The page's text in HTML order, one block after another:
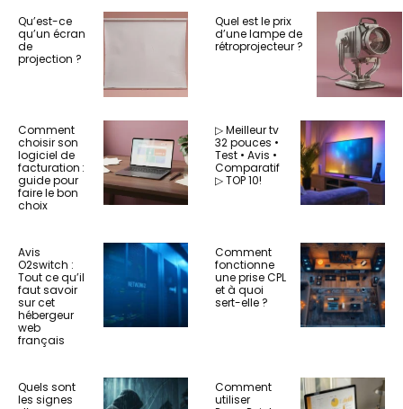
Qu’est-ce
qu’un écran
de
projection ?
Quel est le prix
d’une lampe de
rétroprojecteur ?
Comment
choisir son
logiciel de
facturation :
guide pour
faire le bon
choix
▷ Meilleur tv
32 pouces •
Test • Avis •
Comparatif
▷ TOP 10!
Avis
O2switch :
Tout ce qu’il
faut savoir
sur cet
hébergeur
web
français
Comment
fonctionne
une prise CPL
et à quoi
sert-elle ?
Quels sont
les signes
Comment
utiliser